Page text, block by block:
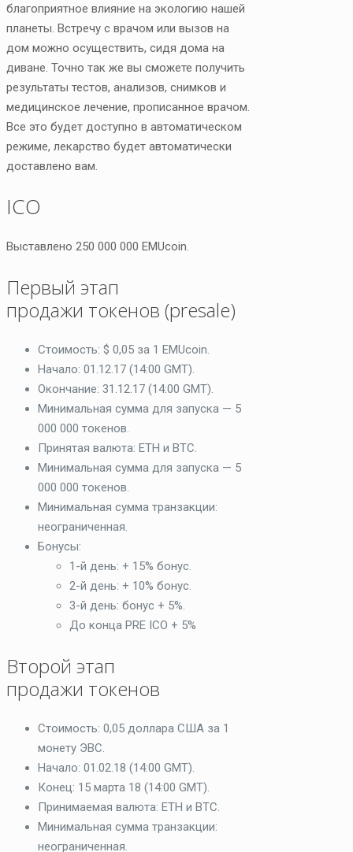
благоприятное влияние на экологию нашей
планеты. Встречу с врачом или вызов на
дом можно осуществить, сидя дома на
диване. Точно так же вы сможете получить
результаты тестов, анализов, снимков и
медицинское лечение, прописанное врачом.
Все это будет доступно в автоматическом
режиме, лекарство будет автоматически
доставлено вам.
ICO
Выставлено 250 000 000 EMUcoin.
Первый этап
продажи токенов (presale)
Стоимость: $ 0,05 за 1 EMUcoin.
Начало: 01.12.17 (14:00 GMT).
Окончание: 31.12.17 (14:00 GMT).
Минимальная сумма для запуска — 5
000 000 токенов.
Принятая валюта: ETH и BTC.
Минимальная сумма для запуска — 5
000 000 токенов.
Минимальная сумма транзакции:
неограниченная.
Бонусы:
1-й день: + 15% бонус.
2-й день: + 10% бонус.
3-й день: бонус + 5%.
До конца PRE ICO + 5%
Второй этап
продажи токенов
Стоимость: 0,05 доллара США за 1
монету ЭВС.
Начало: 01.02.18 (14:00 GMT).
Конец: 15 марта 18 (14:00 GMT).
Принимаемая валюта: ETH и BTC.
Минимальная сумма транзакции:
неограниченная.